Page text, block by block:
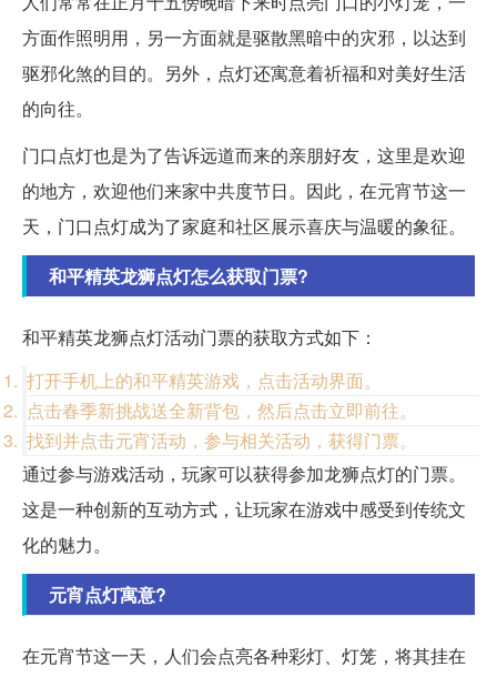
方面作照明用，另一方面就是驱散黑暗中的灾邪，以达到
驱邪化煞的目的。另外，点灯还寓意着祈福和对美好生活
的向往。
门口点灯也是为了告诉远道而来的亲朋好友，这里是欢迎
的地方，欢迎他们来家中共度节日。因此，在元宵节这一
天，门口点灯成为了家庭和社区展示喜庆与温暖的象征。
和平精英龙狮点灯怎么获取门票?
和平精英龙狮点灯活动门票的获取方式如下：
打开手机上的和平精英游戏，点击活动界面。
点击春季新挑战送全新背包，然后点击立即前往。
找到并点击元宵活动，参与相关活动，获得门票。
通过参与游戏活动，玩家可以获得参加龙狮点灯的门票。
这是一种创新的互动方式，让玩家在游戏中感受到传统文
化的魅力。
元宵点灯寓意?
在元宵节这一天，人们会点亮各种彩灯、灯笼，将其挂在